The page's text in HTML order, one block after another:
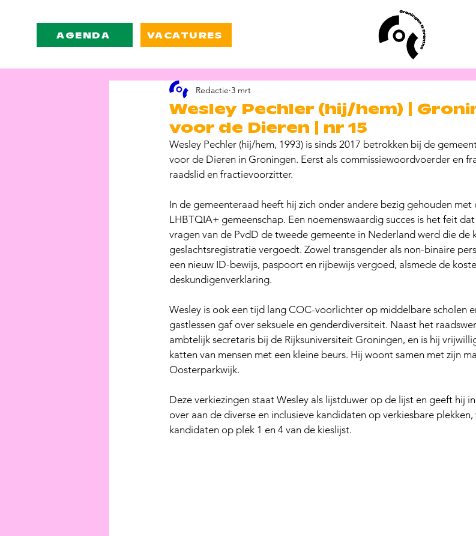
AGENDA VACATURES
Wesley Pechler (hij/hem) |
voor de Dieren | nr 15
Redactie 3 mrt
Wesley Pechler (hij/hem, 1993) is sinds 2017 betrokken bij de
voor de Dieren in Groningen. Eerst als commissiewoordvoerder en
raadslid en fractievoorzitter.
In de gemeenteraad heeft hij zich onder andere bezig gehouden
LHBTQIA+ gemeenschap. Een noemenswaardig succes is het feit
vragen van de PvdD de tweede gemeente in Nederland werd die de
geslachtsregistratie vergoedt. Zowel transgender als non-binaire
een nieuw ID-bewijs, paspoort en rijbewijs vergoed, alsmede de
deskundigenverklaring.
Wesley is ook een tijd lang COC-voorlichter op middelbare scholen
gastlessen gaf over seksuele en genderdiversiteit. Naast het
ambtelijk secretaris bij de Rijksuniversiteit Groningen, en is hij
katten van mensen met een kleine beurs. Hij woont samen met zijn
Oosterparkwijk.
Deze verkiezingen staat Wesley als lijstduwer op de lijst en geeft hij
over aan de diverse en inclusieve kandidaten op verkiesbare
kandidaten op plek 1 en 4 van de kieslijst.